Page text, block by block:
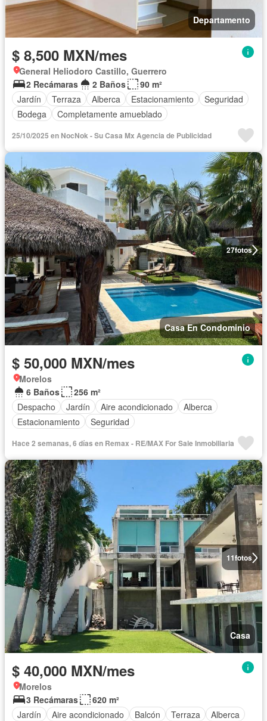
Departamento
$ 8,500 MXN/mes
General Heliodoro Castillo, Guerrero
2 Recámaras
2 Baños
90 m²
Jardín
Terraza Alberca Estacionamiento
Seguridad
Bodega
Completamente amueblado
25/10/2025 en NocNok - Su Casa Mx Agencia de Publicidad
27fotos
Casa En Condominio
$ 50,000 MXN/mes
Morelos
6 Baños
256 m²
Despacho
Jardín Aire acondicionado
Alberca
Estacionamiento
Seguridad
Hace 2 semanas, 6 días en Remax - RE/MAX For Sale Inmobiliaria
11fotos
Casa
$ 40,000 MXN/mes
Morelos
3 Recámaras
620 m²
Jardín
Aire acondicionado Balcón Terraza
Alberca